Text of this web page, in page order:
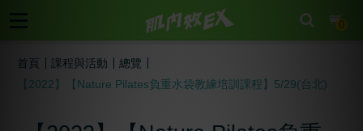
0
首頁 課程與活動
總覽
【2022】【Nature Pilates負重水袋教練培訓課程】5/29(台北)